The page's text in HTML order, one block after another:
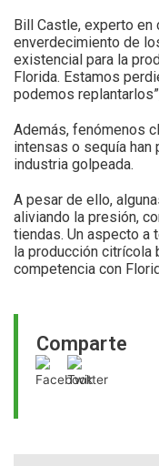
Comparte
Bill Castle, experto en
enverdecimiento de
existencial para la
Florida. Estamos
podemos
Además, fenómenos
intensas o sequía
industria golpeada.
A pesar de ello,
aliviando la presión,
tiendas. Un aspecto a
la producción citrícola
competencia con